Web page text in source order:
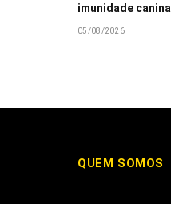
imunidade canina
05/08/2026
QUEM SOMOS